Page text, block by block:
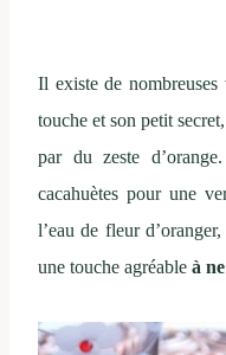
Il existe de
touche et son petit
par du zeste
cacahuètes pour une
l’eau de fleur
une touche agréable à